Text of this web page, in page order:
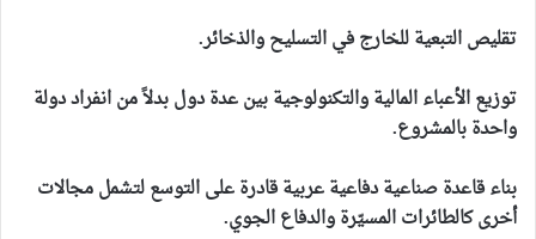
تقليص التبعية للخارج في التسليح والذخائر.
توزيع الأعباء المالية والتكنولوجية بين عدة دول بدلاً من انفراد دولة
واحدة بالمشروع.
بناء قاعدة صناعية دفاعية عربية قادرة على التوسع لتشمل مجالات
أخرى كالطائرات المسيّرة والدفاع الجوي.